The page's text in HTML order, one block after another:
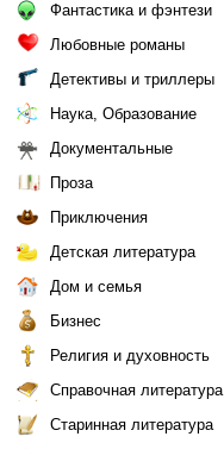
Фантастика и фэнтези
Любовные романы
Детективы и триллеры
Наука, Образование
Документальные
Проза
Приключения
Детская литература
Дом и семья
Бизнес
Религия и духовность
Справочная литература
Старинная литература